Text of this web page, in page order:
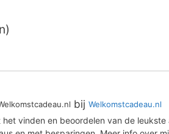
bij Welkomstcadeau.nl
vinden en beoordelen van de